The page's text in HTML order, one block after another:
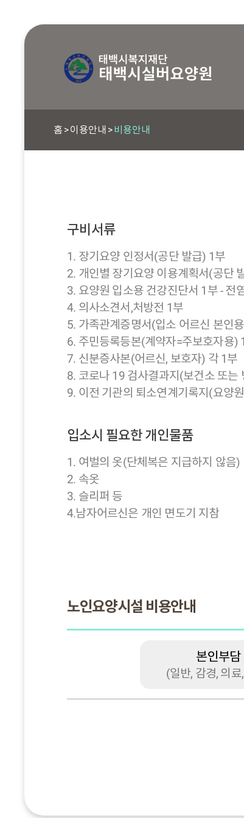
홈 이용안내 비용안내
구비서류
1. 장기요양 인정서(공단 발급) 1부
2. 개인별 장기요양 이용계획서(공단
3. 요양원 입소용 건강진단서 1부 - 전
4. 의사소견서,처방전 1부
5. 가족관계증명서(입소 어르신 본인
6. 주민등록등본(계약자=주보호자용)
7. 신분증사본(어르신, 보호자) 각 1부
8. 코로나 19 검사결과지(보건소 또는
9. 이전 기관의 퇴소연계기록지(요양
입소시 필요한 개인물품
1. 여벌의 옷(단체복은 지급하지 않음)
2. 속옷
3. 슬리퍼 등
4.남자어르신은 개인 면도기 지참
노인요양시설 비용안내
본인부담
(일반, 감경, 의